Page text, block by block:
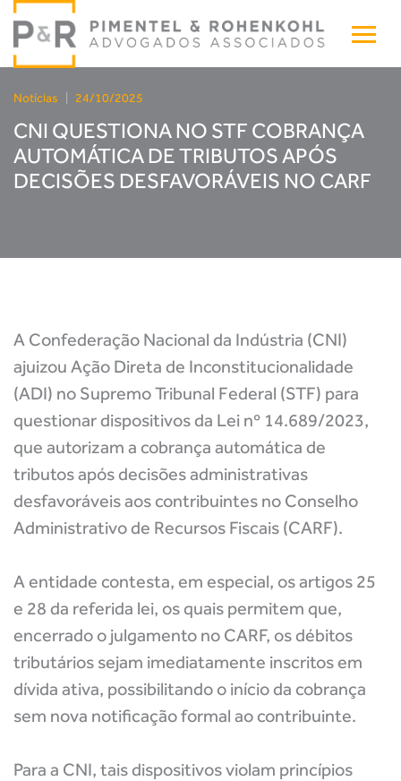
Notícias 24/10/2025
CNI QUESTIONA NO STF COBRANÇA
AUTOMÁTICA DE TRIBUTOS APÓS
DECISÕES DESFAVORÁVEIS NO CARF
A Confederação Nacional da Indústria (CNI)
ajuizou Ação Direta de Inconstitucionalidade
(ADI) no Supremo Tribunal Federal (STF) para
questionar dispositivos da Lei nº 14.689/2023,
que autorizam a cobrança automática de
tributos após decisões administrativas
desfavoráveis aos contribuintes no Conselho
Administrativo de Recursos Fiscais (CARF).
A entidade contesta, em especial, os artigos 25
e 28 da referida lei, os quais permitem que,
encerrado o julgamento no CARF, os débitos
tributários sejam imediatamente inscritos em
dívida ativa, possibilitando o início da cobrança
sem nova notificação formal ao contribuinte.
Para a CNI, tais dispositivos violam princípios